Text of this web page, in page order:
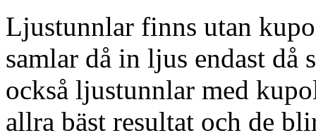
Ljustunnlar finns utan
samlar då in ljus endast då
också ljustunnlar med
allra bäst resultat och de